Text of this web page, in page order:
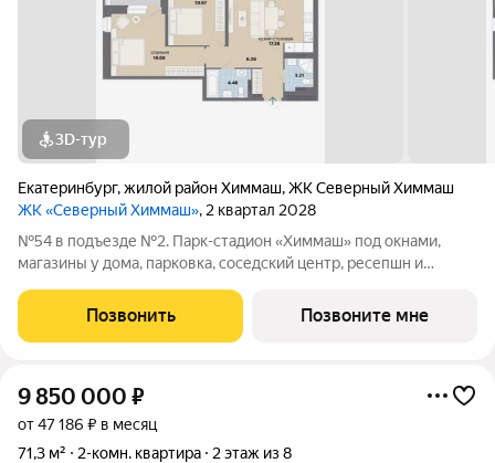
3D-тур
Екатеринбург,жилой район Химмаш,ЖК Северный Химмаш
ЖК «Северный Химмаш», 2 квартал 2028
№54 в подъезде №2. Парк-стадион «Химмаш» под окнами,
магазины у дома, парковка, соседский центр, ресепшн и
Северном Химмаше это комфортные дома со всей
необходимой для жизни инфраструктурой,
Позвонить Позвоните мне
9 850 000 ₽
от 47 186 ₽ в месяц
71,3 м²
2-комн. квартира 2 этаж из 8